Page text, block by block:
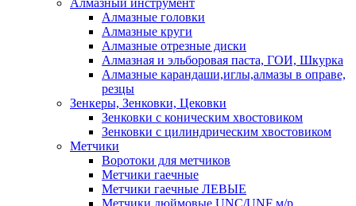
Алмазный инструмент
Алмазные головки
Алмазные круги
Алмазные отрезные диски
Алмазная и эльборовая паста, ГОИ, Шкурка
Алмазные карандаши,иглы,алмазы в оправе,
резцы
Зенкеры, Зенковки, Цековки
Зенковки с коническим хвостовиком
Зенковки с цилиндрическим хвостовиком
Метчики
Воротоки для метчиков
Метчики гаечные
Метчики гаечные ЛЕВЫЕ
Метчики дюймовые UNC/UNF м/р